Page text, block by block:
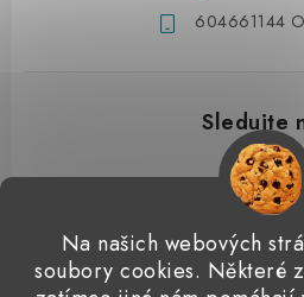
Na našich webových
soubory cookies. Některé
604661144
Přijímáme online platby